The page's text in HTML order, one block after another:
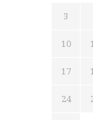
3
10
17
24